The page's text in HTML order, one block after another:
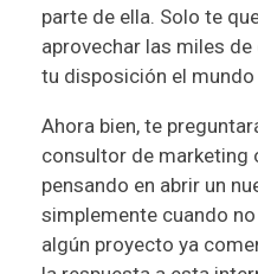
parte de ella. Solo te
aprovechar las miles
tu disposición el
Ahora bien, te
consultor de marketing
pensando en abrir un
simplemente cuando
algún proyecto ya